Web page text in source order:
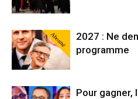
Abonné
2027 : Ne
programme
Pour gagner,